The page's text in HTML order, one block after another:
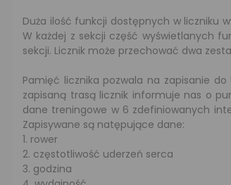
Duża ilość funkcji dostępnych w liczniku
W każdej z sekcji część wyświetlanych
sekcji. Licznik może przechować dwa
Pamięć licznika pozwala na zapisanie
zapisaną trasą licznik informuje nas o
dane treningowe w 6 zdefiniowanych
Zapisywane są natępujące dane:
1. rower
2. częstotliwość uderzeń serca
3. godzina